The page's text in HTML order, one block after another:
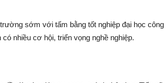
sớm với tấm bằng tốt nghiệp đại học công
nhiều cơ hội, triển vọng nghề nghiệp.